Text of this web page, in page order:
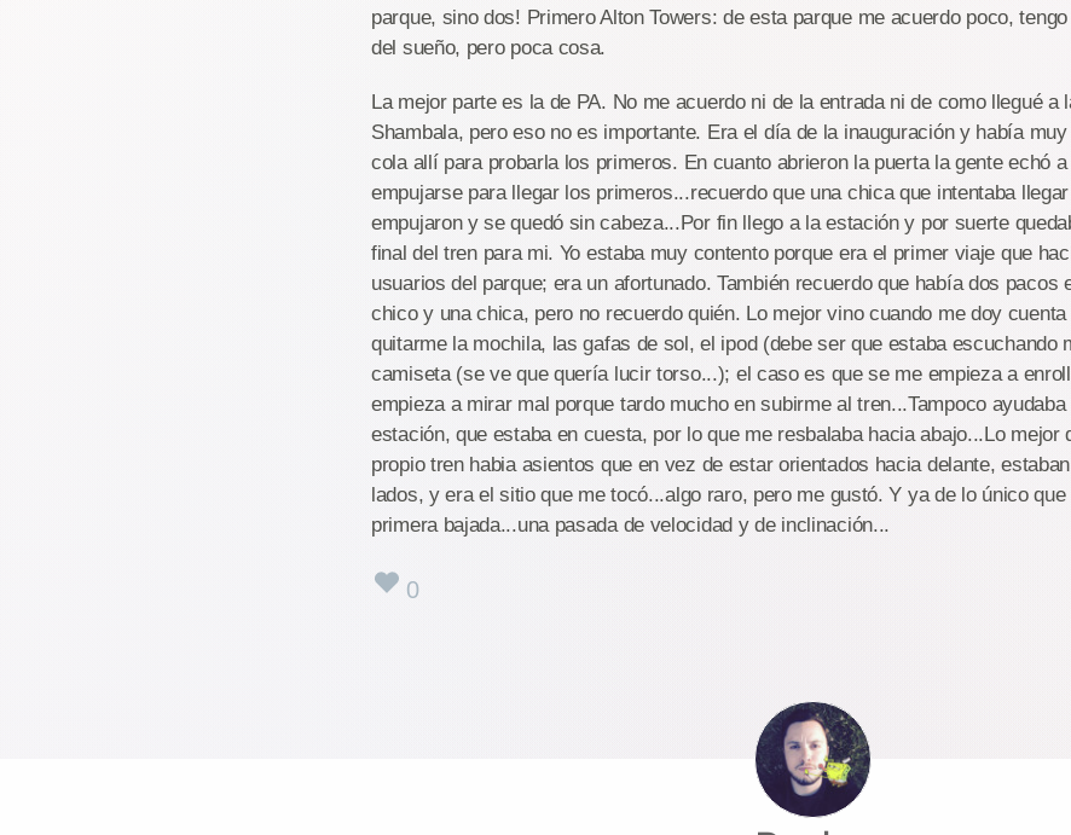
parque, sino dos! Primero Alton Towers: de esta parque me acuerdo poco,
del sueño, pero poca cosa.
La mejor parte es la de PA. No me acuerdo ni de la entrada ni de como llegué a
Shambala, pero eso no es importante. Era el día de la inauguración y había
cola allí para probarla los primeros. En cuanto abrieron la puerta la gente echó
empujarse para llegar los primeros...recuerdo que una chica que intentaba
empujaron y se quedó sin cabeza...Por fin llego a la estación y por suerte
final del tren para mi. Yo estaba muy contento porque era el primer viaje que
usuarios del parque; era un afortunado. También recuerdo que había dos pacos
chico y una chica, pero no recuerdo quién. Lo mejor vino cuando me doy
quitarme la mochila, las gafas de sol, el ipod (debe ser que estaba escuchando
camiseta (se ve que quería lucir torso...); el caso es que se me empieza a
empieza a mirar mal porque tardo mucho en subirme al tren...Tampoco
estación, que estaba en cuesta, por lo que me resbalaba hacia abajo...Lo mejor
propio tren habia asientos que en vez de estar orientados hacia delante,
lados, y era el sitio que me tocó...algo raro, pero me gustó. Y ya de lo único
primera bajada...una pasada de velocidad y de inclinación...
0